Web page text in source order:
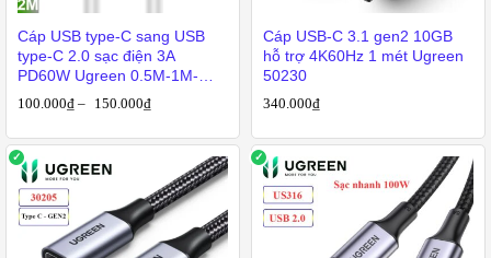
Cáp USB type-C sang USB
type-C 2.0 sạc điện 3A
PD60W Ugreen 0.5M-1M-
1.5M-2M
100.000₫ – 150.000₫
Cáp USB-C 3.1 gen2 10GB
hỗ trợ 4K60Hz 1 mét Ugreen
50230
340.000₫